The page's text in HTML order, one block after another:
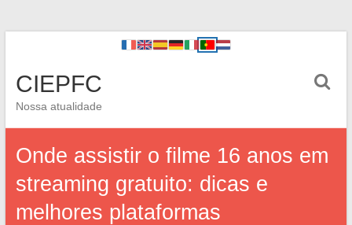
CIEPFC
Nossa atualidade
Onde assistir o filme 16 anos em
streaming gratuito: dicas e
melhores plataformas